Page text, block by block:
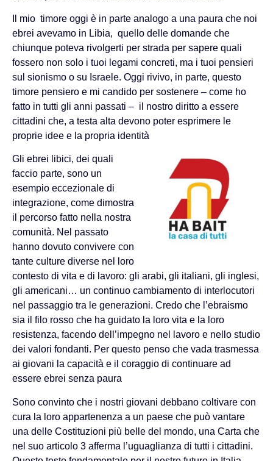
Il mio timore oggi è in parte analogo a una paura che noi
ebrei avevamo in Libia, quello delle domande che
chiunque poteva rivolgerti per strada per sapere quali
fossero non solo i tuoi legami concreti, ma i tuoi pensieri
sul sionismo o su Israele. Oggi rivivo, in parte, questo
timore pensiero e mi candido per sostenere – come ho
fatto in tutti gli anni passati – il nostro diritto a essere
cittadini che, a testa alta devono poter esprimere le
proprie idee e la propria identità
Gli ebrei libici, dei quali
faccio parte, sono un
esempio eccezionale di
integrazione, come dimostra
il percorso fatto nella nostra
comunità. Nel passato
hanno dovuto convivere con
tante culture diverse nel loro
contesto di vita e di lavoro: gli arabi, gli italiani, gli inglesi,
gli americani… un continuo cambiamento di interlocutori
nel passaggio tra le generazioni. Credo che l’ebraismo
sia il filo rosso che ha guidato la loro vita e la loro
resistenza, facendo dell’impegno nel lavoro e nello studio
dei valori fondanti. Per questo penso che vada trasmessa
ai giovani la capacità e il coraggio di continuare ad
essere ebrei senza paura
Sono convinto che i nostri giovani debbano coltivare con
cura la loro appartenenza a un paese che può vantare
una delle Costituzioni più belle del mondo, una Carta che
nel suo articolo 3 afferma l’uguaglianza di tutti i cittadini.